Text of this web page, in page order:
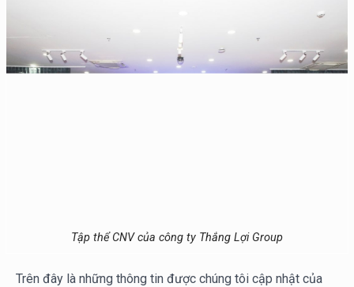
Tập thể CNV của công ty Thắng Lợi Group
Trên đây là những thông tin được chúng tôi cập nhật của